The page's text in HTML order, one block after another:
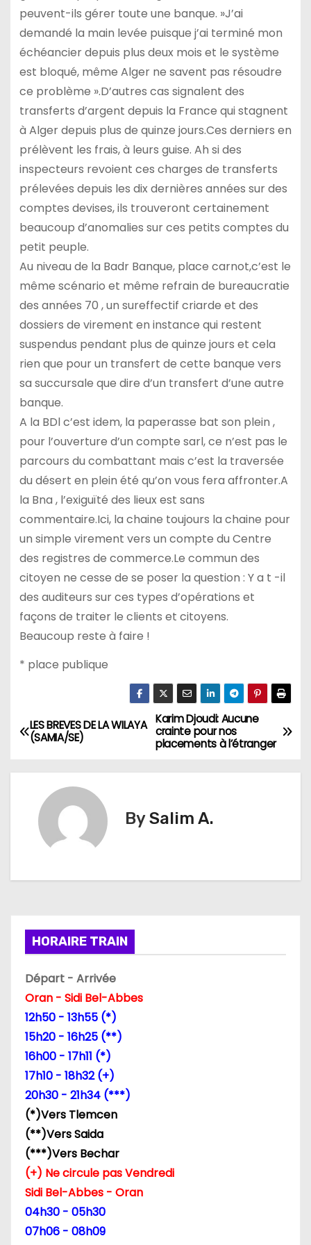
peuvent-ils gérer toute une banque. »J’ai
demandé la main levée puisque j’ai terminé mon
échéancier depuis plus deux mois et le système
est bloqué, même Alger ne savent pas résoudre
ce problème ».D’autres cas signalent des
transferts d’argent depuis la France qui stagnent
à Alger depuis plus de quinze jours.Ces derniers en
prélèvent les frais, à leurs guise. Ah si des
inspecteurs revoient ces charges de transferts
prélevées depuis les dix dernières années sur des
comptes devises, ils trouveront certainement
beaucoup d’anomalies sur ces petits comptes du
petit peuple.
Au niveau de la Badr Banque, place carnot,c’est le
même scénario et même refrain de bureaucratie
des années 70 , un sureffectif criarde et des
dossiers de virement en instance qui restent
suspendus pendant plus de quinze jours et cela
rien que pour un transfert de cette banque vers
sa succursale que dire d’un transfert d’une autre
banque.
A la BDl c’est idem, la paperasse bat son plein ,
pour l’ouverture d’un compte sarl, ce n’est pas le
parcours du combattant mais c’est la traversée
du désert en plein été qu’on vous fera affronter.A
la Bna , l’exiguïté des lieux est sans
commentaire.Ici, la chaine toujours la chaine pour
un simple virement vers un compte du Centre
des registres de commerce.Le commun des
citoyen ne cesse de se poser la question : Y a t -il
des auditeurs sur ces types d’opérations et
façons de traiter le clients et citoyens.
Beaucoup reste à faire !
* place publique
N
o
n
d
e
a
r
t
Karim Djoudi: Aucune
crainte pour nos
placements à l’étranger
LES BREVES DE LA WILAYA
(SAMIA/SE)
BySalim A.
HORAIRE TRAIN
Départ - Arrivée
Oran - Sidi Bel-Abbes
12h50 - 13h55 (*)
15h20 - 16h25 (**)
16h00 - 17h11 (*)
17h10 - 18h32 (+)
20h30 - 21h34 (***)
(*)Vers Tlemcen
(**)Vers Saida
(***)Vers Bechar
(+) Ne circule pas Vendredi
Sidi Bel-Abbes - Oran
04h30 - 05h30
07h06 - 08h09